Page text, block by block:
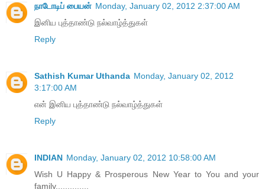
நாடோடிப் பையன் Monday, January 02, 2012 2:37:00 AM
இனிய புத்தாண்டு நல்வாழ்த்துகள்
Reply
Sathish Kumar Uthanda Monday, January 02, 2012
3:17:00 AM
என் இனிய புத்தாண்டு நல்வாழ்த்துகள்
Reply
INDIAN Monday, January 02, 2012 10:58:00 AM
Wish U Happy & Prosperous New Year to You and your
family..............